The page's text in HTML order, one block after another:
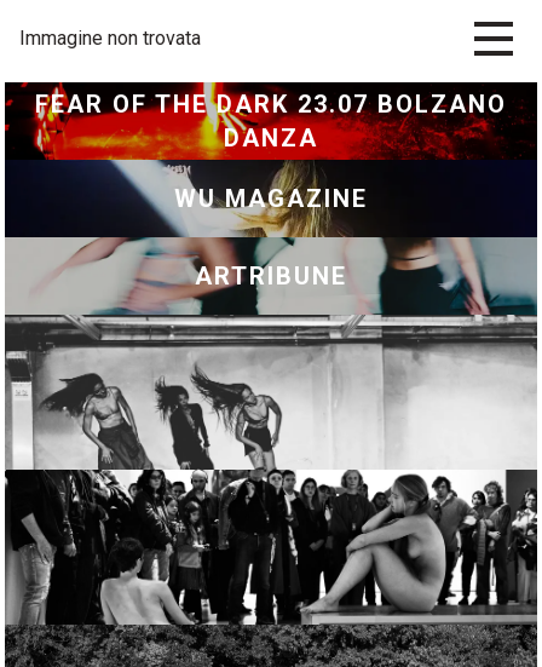
Immagine non trovata
FEAR OF THE DARK 23.07 BOLZANO
DANZA
WU MAGAZINE
ARTRIBUNE
CULT OF MAGIC